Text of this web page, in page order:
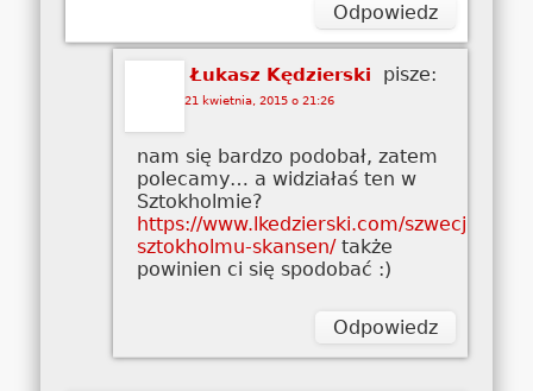
Odpowiedz
Łukasz Kędzierski pisze:
21 kwietnia, 2015 o 21:26
nam się bardzo podobał, zatem
polecamy… a widziałaś ten w
Sztokholmie?
https://www.lkedzierski.com/szwecja/
sztokholmu-skansen/także
powinien ci się spodobać :)
Odpowiedz